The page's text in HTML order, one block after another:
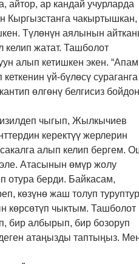
айтор, ар кандай учурларда
Кыргызстанга чакыртышкан,
Түлөнүн аялынын
келип жатат. Ташболот
алып кетишкен экен. “Апам
үй-бүлөсү сураганга
өлгөнү белгисиз бойдон
чыгып, Жылкычиев
керектүү жерлерин
алып келип бергем.
Атасынын өмүр жолу
отура берди. Байкасам,
көзүнө жаш толуп
көрсөтүп чыктым. Ташболот
бир албырып, бир бозоруп
атаңызды таптыңыз.